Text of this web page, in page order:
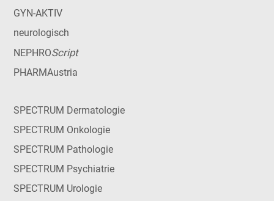
GYN-AKTIV
neurologisch
NEPHROScript
PHARMAustria
SPECTRUM Dermatologie
SPECTRUM Onkologie
SPECTRUM Pathologie
SPECTRUM Psychiatrie
SPECTRUM Urologie